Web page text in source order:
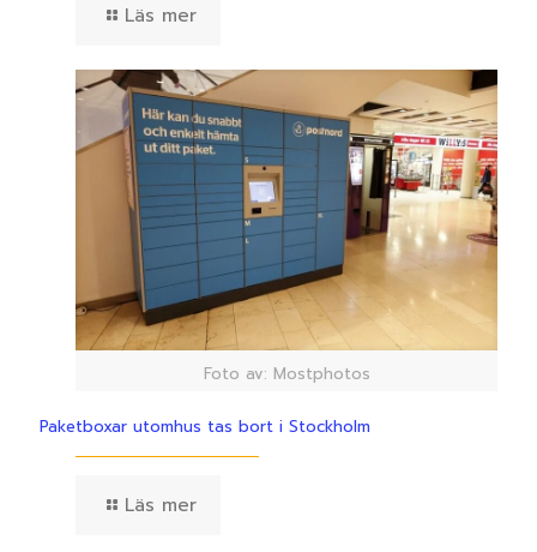
Läs mer
Foto av: Mostphotos
Paketboxar utomhus tas bort i Stockholm
Läs mer